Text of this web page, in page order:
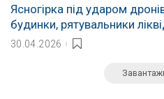
Ясногірка під ударом
будинки, рятувальники
30.04.2026